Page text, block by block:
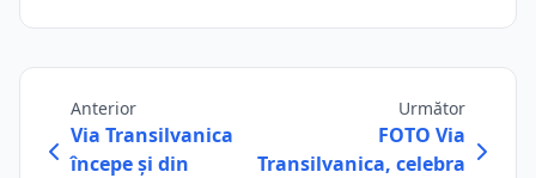
Anterior
Via Transilvanica
începe și din
Următor
FOTO Via
Transilvanica, celebra